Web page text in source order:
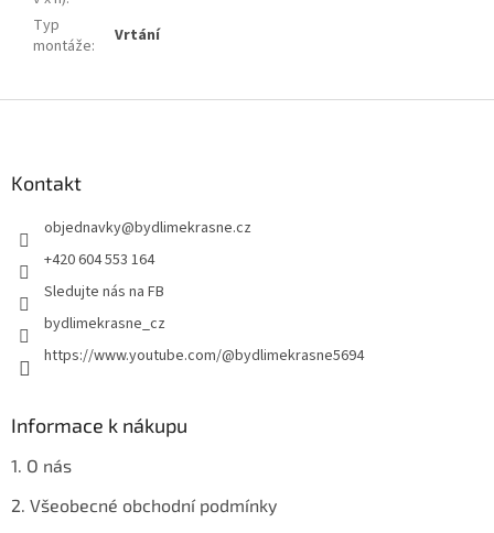
Typ
montáže: Vrtání
Kontakt
objednavky@bydlimekrasne.cz
+420 604 553 164
Sledujte nás na FB
bydlimekrasne_cz
https://www.youtube.com/@bydlimekrasne5694
Informace k nákupu
1. O nás
2. Všeobecné obchodní podmínky